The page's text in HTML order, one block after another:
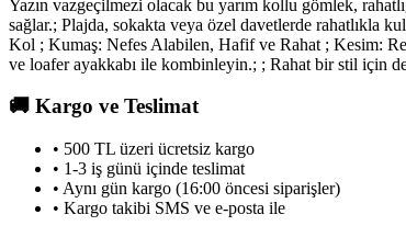
Yazın vazgeçilmezi olacak bu yarım kollu gömlek,
sağlar.; Plajda, sokakta veya özel davetlerde rahatlıkla
Kol ; Kumaş: Nefes Alabilen, Hafif ve Rahat ; Kesim:
ve loafer ayakkabı ile kombinleyin.; ; Rahat bir stil için
🚚 Kargo ve Teslimat
• 500 TL üzeri ücretsiz kargo
• 1-3 iş günü içinde teslimat
• Aynı gün kargo (16:00 öncesi siparişler)
• Kargo takibi SMS ve e-posta ile